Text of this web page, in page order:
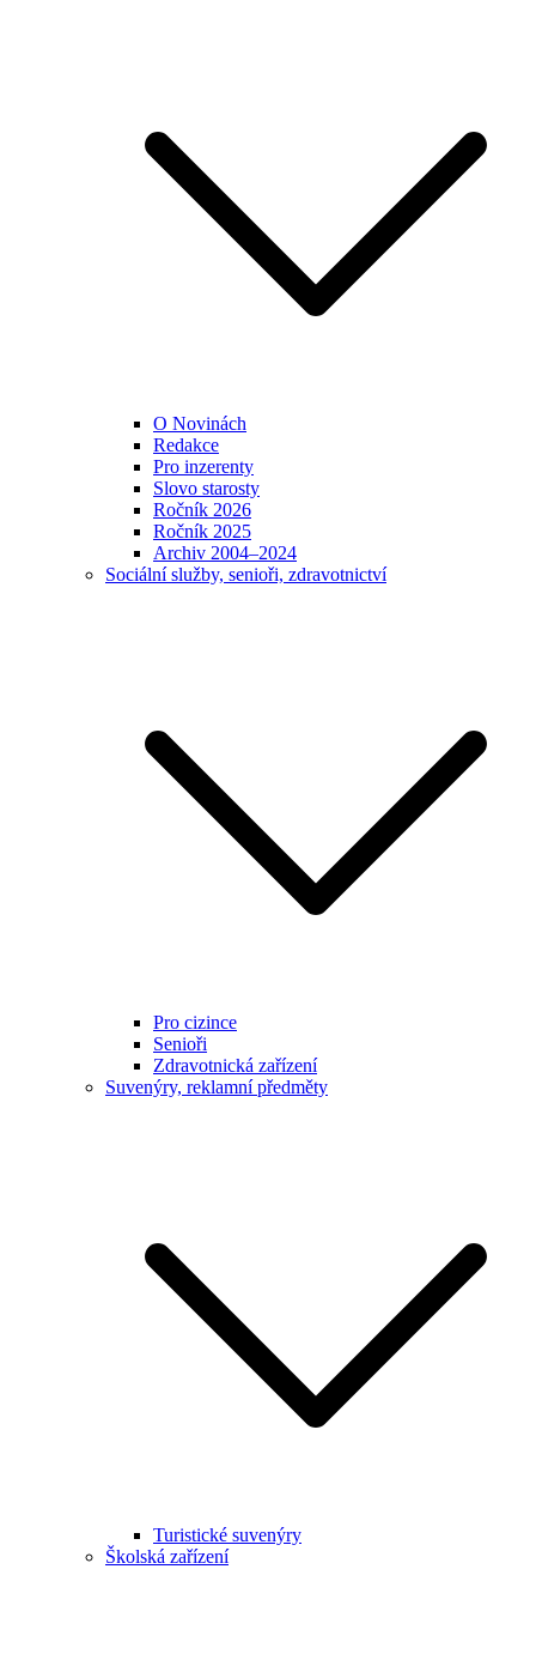
O Novinách
Redakce
Pro inzerenty
Slovo starosty
Ročník 2026
Ročník 2025
Archiv 2004–2024
Sociální služby, senioři, zdravotnictví
Pro cizince
Senioři
Zdravotnická zařízení
Suvenýry, reklamní předměty
Turistické suvenýry
Školská zařízení